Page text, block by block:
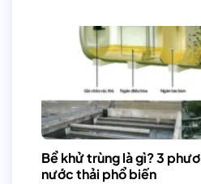
Bể khử trùng là gì? 3
nước thải phổ biến